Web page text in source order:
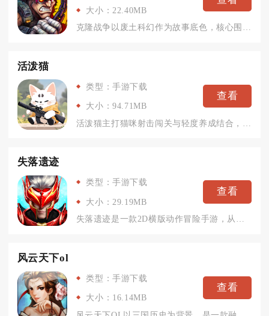
大小：22.40MB
克隆战争以废土科幻作为故事底色，核心围绕基因克隆军团对战展开...
活泼猫
类型：手游下载
大小：94.71MB
查看
失落遗迹
类型：手游下载
大小：29.19MB
查看
失落遗迹是一款2D横版动作冒险手游，从电脑端移植而来，保留了...
风云天下ol
类型：手游下载
大小：16.14MB
查看